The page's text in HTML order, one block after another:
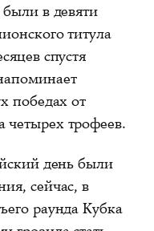
в девяти
титула
спустя
победах от
четырех трофеев.
день были
сейчас, в
раунда Кубка